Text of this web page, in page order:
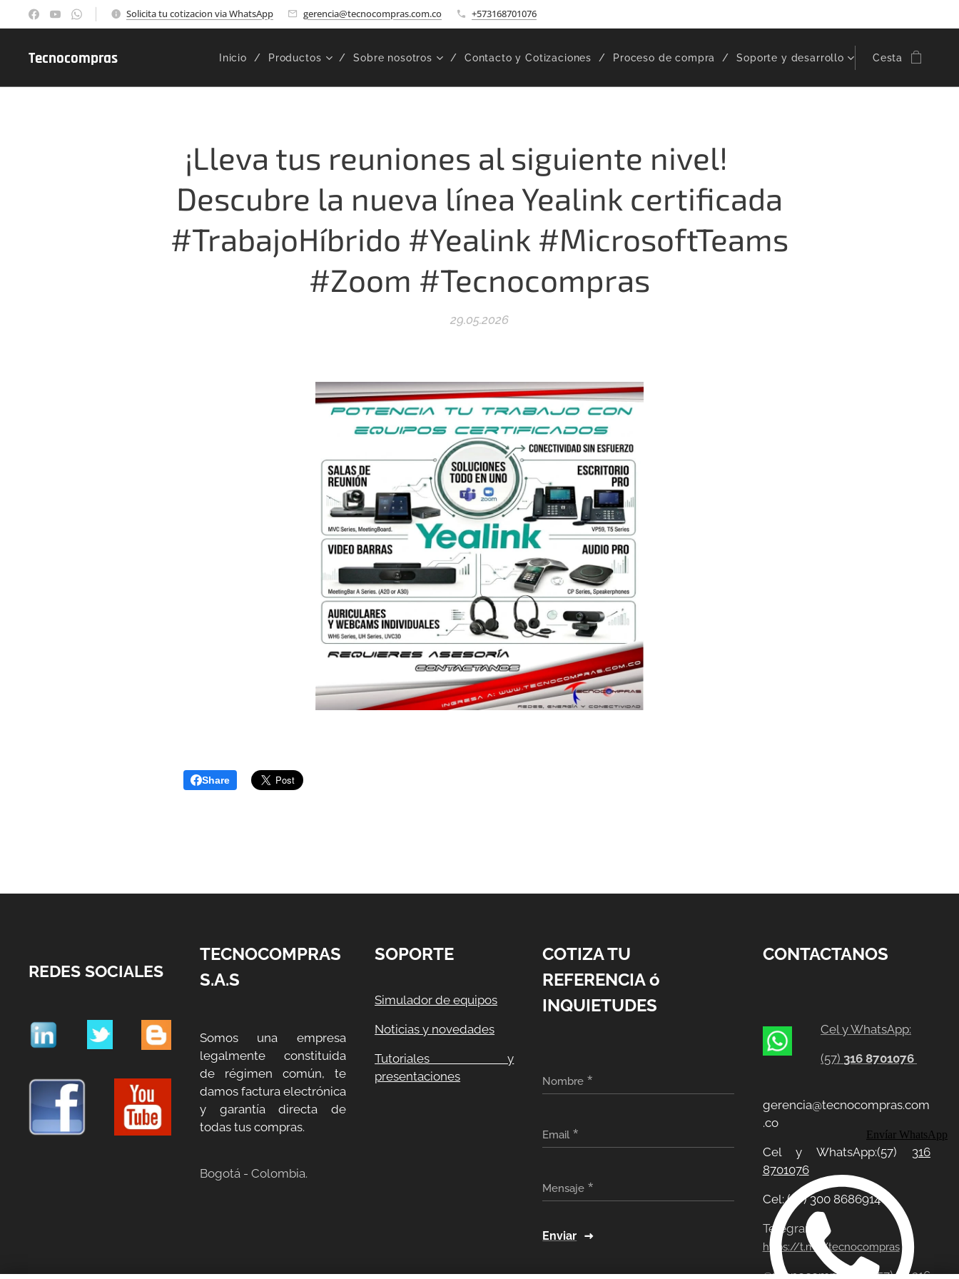
Solicita tu cotizacion via WhatsApp gerencia@tecnocompras.com.co +573168701076
Tecnocompras Inicio Productos Sobre nosotros Contacto y Cotizaciones Proceso de compra Soporte y desarrollo Cesta
¡Lleva tus reuniones al siguiente nivel! 🚀
Descubre la nueva línea Yealink certificada
#TrabajoHíbrido #Yealink #MicrosoftTeams
#Zoom #Tecnocompras
29.05.2026
Share
REDES SOCIALES
TECNOCOMPRAS
S.A.S
Somos una empresa
legalmente constituida
de régimen común, te
damos factura electrónica
y garantía directa de
todas tus compras.
Bogotá - Colombia.
SOPORTE
Simulador de equipos
Noticias y novedades
Tutoriales y
presentaciones
COTIZA TU
REFERENCIA ó
INQUIETUDES
Nombre
Email
Mensaje
Enviar
CONTACTANOS
Cel y WhatsApp:
(57) 316 8701076
gerencia@tecnocompras.com
.co
Cel y WhatsApp:(57) 316
8701076
Cel: (57) 300 8686914
Telegram:
https://t.me/tecnocompras
@tecnocompras; (57) 316
Envíar WhatsApp